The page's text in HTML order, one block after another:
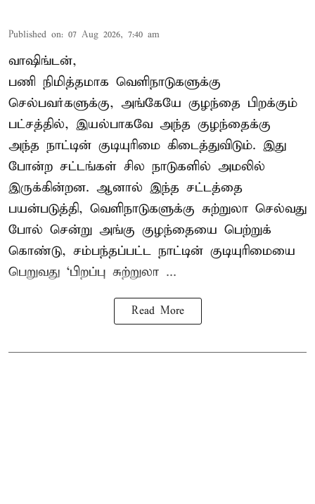
Published on: 07 Aug 2026, 7:40 am
வாஷிங்டன்,
பணி நிமித்தமாக வெளிநாடுகளுக்கு
செல்பவர்களுக்கு, அங்கேயே குழந்தை பிறக்கும்
பட்சத்தில், இயல்பாகவே அந்த குழந்தைக்கு
அந்த நாட்டின் குடியுரிமை கிடைத்துவிடும். இது
போன்ற சட்டங்கள் சில நாடுகளில் அமலில்
இருக்கின்றன. ஆனால் இந்த சட்டத்தை
பயன்படுத்தி, வெளிநாடுகளுக்கு சுற்றுலா செல்வது
போல் சென்று அங்கு குழந்தையை பெற்றுக்
கொண்டு, சம்பந்தப்பட்ட நாட்டின் குடியுரிமையை
பெறுவது ‘பிறப்பு சுற்றுலா ...
Read More